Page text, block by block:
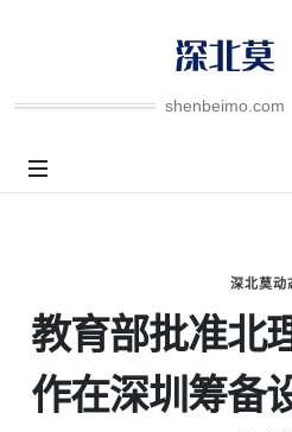
shenbeimo.com
深北莫动
教育部批准北
作在深圳筹备